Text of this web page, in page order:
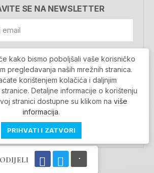
SE NA NEWSLETTER
se moji podaci spremaju u bazu
u svrhu slanja MojaRijeka
NEWSLETTER
PRIJAVI SE
Povratak na vrh
kako bismo poboljšali vaše korisničko
pregledavanja naših mrežnih stranica.
korištenjem kolačića i daljnjim
Detaljne informacije o korištenju
stranici dostupne su klikom na više
informacija.
PRIHVATI I ZATVORI